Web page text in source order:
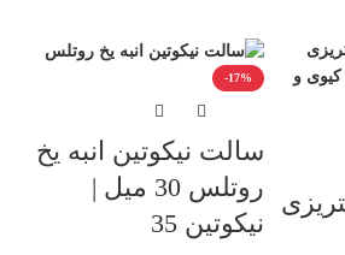
-17%
سالت نیکوتین انبه یخ
روتلس 30 میل |
نیکوتین 35